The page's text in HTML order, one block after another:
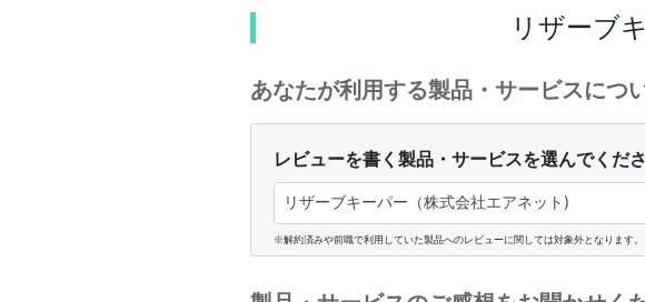
リザーブ
あなたが利用する製品・サービスにつ
レビューを書く製品・サービスを選んでくだ
リザーブキーパー（株式会社エアネット)
※解約済みや前職で利用していた製品へのレビューに関しては対象外となります。